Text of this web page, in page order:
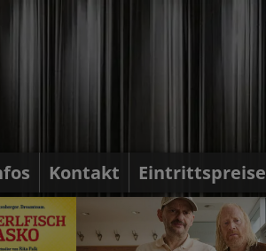
Kontakt Eintrittspreise